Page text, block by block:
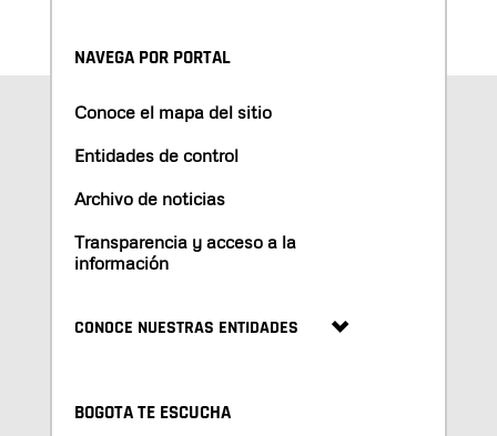
NAVEGA POR PORTAL
Conoce el mapa del sitio
Entidades de control
Archivo de noticias
Transparencia y acceso a la
información
CONOCE NUESTRAS ENTIDADES
BOGOTA TE ESCUCHA